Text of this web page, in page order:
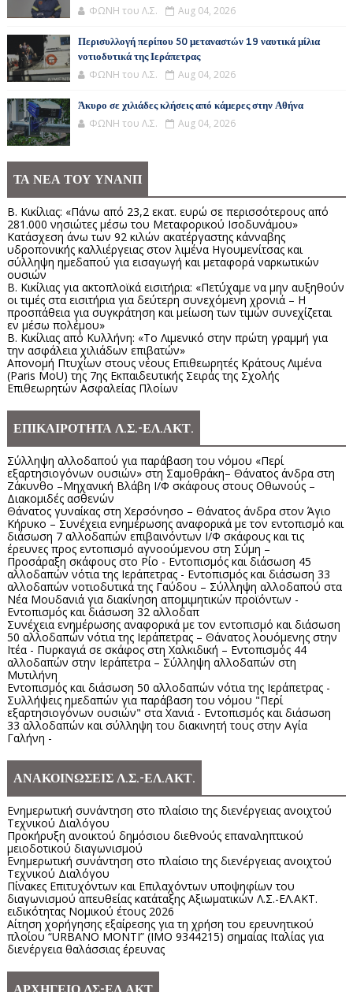
ΦΩΝΗ του Λ.Σ. Aug 04, 2026
Περισυλλογή περίπου 50 μεταναστών 19 ναυτικά μίλια
νοτιοδυτικά της Ιεράπετρας
ΦΩΝΗ του Λ.Σ. Aug 04, 2026
Άκυρο σε χιλιάδες κλήσεις από κάμερες στην Αθήνα
ΦΩΝΗ του Λ.Σ. Aug 04, 2026
ΤΑ ΝΕΑ ΤΟΥ ΥΝΑΝΠ
Β. Κικίλιας: «Πάνω από 23,2 εκατ. ευρώ σε περισσότερους από
281.000 νησιώτες μέσω του Μεταφορικού Ισοδυνάμου»
Κατάσχεση άνω των 92 κιλών ακατέργαστης κάνναβης
υδροπονικής καλλιέργειας στον λιμένα Ηγουμενίτσας και
σύλληψη ημεδαπού για εισαγωγή και μεταφορά ναρκωτικών
ουσιών
Β. Κικίλιας για ακτοπλοϊκά εισιτήρια: «Πετύχαμε να μην αυξηθούν
οι τιμές στα εισιτήρια για δεύτερη συνεχόμενη χρονιά – Η
προσπάθεια για συγκράτηση και μείωση των τιμών συνεχίζεται
εν μέσω πολέμου»
Β. Κικίλιας από Κυλλήνη: «Το Λιμενικό στην πρώτη γραμμή για
την ασφάλεια χιλιάδων επιβατών»
Απονομή Πτυχίων στους νέους Επιθεωρητές Κράτους Λιμένα
(Paris MoU) της 7ης Εκπαιδευτικής Σειράς της Σχολής
Επιθεωρητών Ασφαλείας Πλοίων
ΕΠΙΚΑΙΡΟΤΗΤΑ Λ.Σ.-ΕΛ.ΑΚΤ.
Σύλληψη αλλοδαπού για παράβαση του νόμου «Περί
εξαρτησιογόνων ουσιών» στη Σαμοθράκη– Θάνατος άνδρα στη
Ζάκυνθο –Μηχανική Βλάβη Ι/Φ σκάφους στους Οθωνούς –
Διακομιδές ασθενών
Θάνατος γυναίκας στη Χερσόνησο – Θάνατος άνδρα στον Άγιο
Κήρυκο – Συνέχεια ενημέρωσης αναφορικά με τον εντοπισμό και
διάσωση 7 αλλοδαπών επιβαινόντων Ι/Φ σκάφους και τις
έρευνες προς εντοπισμό αγνοούμενου στη Σύμη –
Προσάραξη σκάφους στο Ρίο - Εντοπισμός και διάσωση 45
αλλοδαπών νότια της Ιεράπετρας - Εντοπισμός και διάσωση 33
αλλοδαπών νοτιοδυτικά της Γαύδου – Σύλληψη αλλοδαπού στα
Νέα Μουδανιά για διακίνηση απομιμητικών προϊόντων -
Εντοπισμός και διάσωση 32 αλλοδαπ
Συνέχεια ενημέρωσης αναφορικά με τον εντοπισμό και διάσωση
50 αλλοδαπών νότια της Ιεράπετρας – Θάνατος λουόμενης στην
Ιτέα - Πυρκαγιά σε σκάφος στη Χαλκιδική – Εντοπισμός 44
αλλοδαπών στην Ιεράπετρα – Σύλληψη αλλοδαπών στη
Μυτιλήνη
Εντοπισμός και διάσωση 50 αλλοδαπών νότια της Ιεράπετρας -
Συλλήψεις ημεδαπών για παράβαση του νόμου "Περί
εξαρτησιογόνων ουσιών" στα Χανιά - Εντοπισμός και διάσωση
33 αλλοδαπών και σύλληψη του διακινητή τους στην Αγία
Γαλήνη -
ΑΝΑΚΟΙΝΩΣΕΙΣ Λ.Σ.-ΕΛ.ΑΚΤ.
Ενημερωτική συνάντηση στο πλαίσιο της διενέργειας ανοιχτού
Τεχνικού Διαλόγου
Προκήρυξη ανοικτού δημόσιου διεθνούς επαναληπτικού
μειοδοτικού διαγωνισμού
Ενημερωτική συνάντηση στο πλαίσιο της διενέργειας ανοιχτού
Τεχνικού Διαλόγου
Πίνακες Επιτυχόντων και Επιλαχόντων υποψηφίων του
διαγωνισμού απευθείας κατάταξης Αξιωματικών Λ.Σ.-ΕΛ.ΑΚΤ.
ειδικότητας Νομικού έτους 2026
Αίτηση χορήγησης εξαίρεσης για τη χρήση του ερευνητικού
πλοίου “URBANO MONTI” (IMO 9344215) σημαίας Ιταλίας για
διενέργεια θαλάσσιας έρευνας